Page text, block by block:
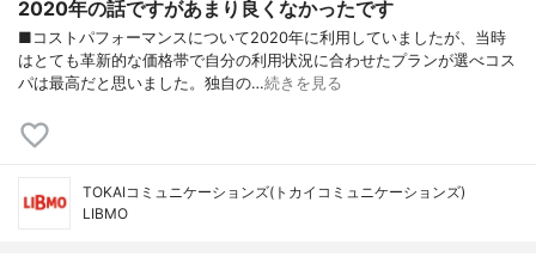
2020年の話ですがあまり良くなかったです
■コストパフォーマンスについて2020年に利用していましたが、当時
はとても革新的な価格帯で自分の利用状況に合わせたプランが選べコス
パは最高だと思いました。独自の…続きを見る
TOKAIコミュニケーションズ(トカイコミュニケーションズ)
LIBMO